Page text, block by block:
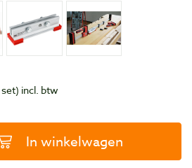
incl. btw
In winkelwagen